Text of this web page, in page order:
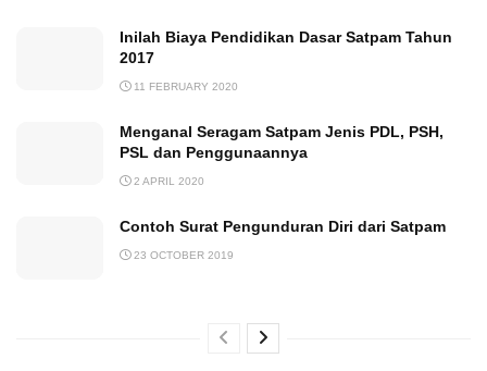
Inilah Biaya Pendidikan Dasar Satpam Tahun
2017
11 FEBRUARY 2020
Menganal Seragam Satpam Jenis PDL, PSH,
PSL dan Penggunaannya
2 APRIL 2020
Contoh Surat Pengunduran Diri dari Satpam
23 OCTOBER 2019